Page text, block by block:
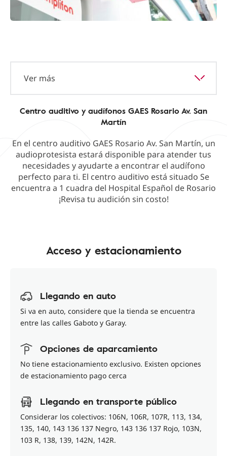
Ver más
Centro auditivo y audífonos GAES Rosario Av. San
Martín
En el centro auditivo GAES Rosario Av. San Martín, un
audioprotesista estará disponible para atender tus
necesidades y ayudarte a encontrar el audífono
perfecto para ti. El centro auditivo está situado Se
encuentra a 1 cuadra del Hospital Español de Rosario
¡Revisa tu audición sin costo!
Acceso y estacionamiento
Llegando en auto
Si va en auto, considere que la tienda se encuentra
entre las calles Gaboto y Garay.
Opciones de aparcamiento
No tiene estacionamiento exclusivo. Existen opciones
de estacionamiento pago cerca
Llegando en transporte público
Considerar los colectivos: 106N, 106R, 107R, 113, 134,
135, 140, 143 136 137 Negro, 143 136 137 Rojo, 103N,
103 R, 138, 139, 142N, 142R.